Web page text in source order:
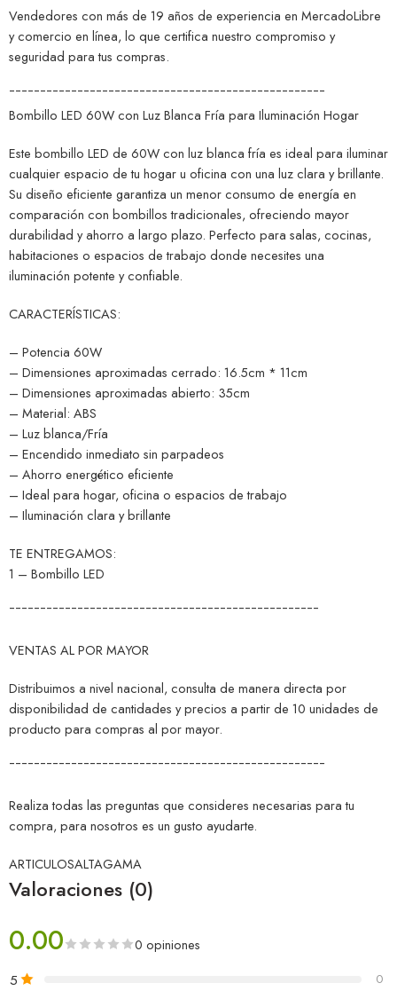
Vendedores con más de 19 años de experiencia en MercadoLibre
y comercio en línea, lo que certifica nuestro compromiso y
seguridad para tus compras.
¯¯¯¯¯¯¯¯¯¯¯¯¯¯¯¯¯¯¯¯¯¯¯¯¯¯¯¯¯¯¯¯¯¯¯¯¯¯¯¯¯¯¯¯¯¯¯¯¯¯¯
Bombillo LED 60W con Luz Blanca Fría para Iluminación Hogar
Este bombillo LED de 60W con luz blanca fría es ideal para iluminar
cualquier espacio de tu hogar u oficina con una luz clara y brillante.
Su diseño eficiente garantiza un menor consumo de energía en
comparación con bombillos tradicionales, ofreciendo mayor
durabilidad y ahorro a largo plazo. Perfecto para salas, cocinas,
habitaciones o espacios de trabajo donde necesites una
iluminación potente y confiable.
CARACTERÍSTICAS:
– Potencia 60W
– Dimensiones aproximadas cerrado: 16.5cm * 11cm
– Dimensiones aproximadas abierto: 35cm
– Material: ABS
– Luz blanca/Fría
– Encendido inmediato sin parpadeos
– Ahorro energético eficiente
– Ideal para hogar, oficina o espacios de trabajo
– Iluminación clara y brillante
TE ENTREGAMOS:
1 – Bombillo LED
¯¯¯¯¯¯¯¯¯¯¯¯¯¯¯¯¯¯¯¯¯¯¯¯¯¯¯¯¯¯¯¯¯¯¯¯¯¯¯¯¯¯¯¯¯¯¯¯¯¯
VENTAS AL POR MAYOR
Distribuimos a nivel nacional, consulta de manera directa por
disponibilidad de cantidades y precios a partir de 10 unidades de
producto para compras al por mayor.
¯¯¯¯¯¯¯¯¯¯¯¯¯¯¯¯¯¯¯¯¯¯¯¯¯¯¯¯¯¯¯¯¯¯¯¯¯¯¯¯¯¯¯¯¯¯¯¯¯¯¯
Realiza todas las preguntas que consideres necesarias para tu
compra, para nosotros es un gusto ayudarte.
ARTICULOSALTAGAMA
Valoraciones (0)
0.00 0 opiniones
5 0